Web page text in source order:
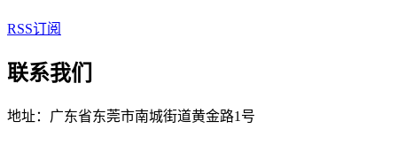
RSS订阅
联系我们
地址：广东省东莞市南城街道黄金路1号